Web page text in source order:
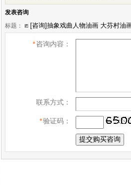
发表咨询
标题：
*咨询内容：
联系方式：
*验证码：